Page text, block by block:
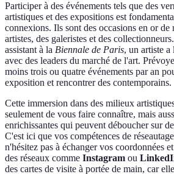
Participer à des événements tels que des
artistiques et des expositions est
connexions. Ils sont des occasions en or de
artistes, des galeristes et des
assistant à la Biennale de Paris, un artiste
avec des leaders du marché de l'art.
moins trois ou quatre événements par an
exposition et rencontrer des contemporains.
Cette immersion dans des milieux
seulement de vous faire connaître, mais
enrichissantes qui peuvent déboucher sur
C'est ici que vos compétences de
n'hésitez pas à échanger vos coordonnées
des réseaux comme Instagram ou
des cartes de visite à portée de main, car